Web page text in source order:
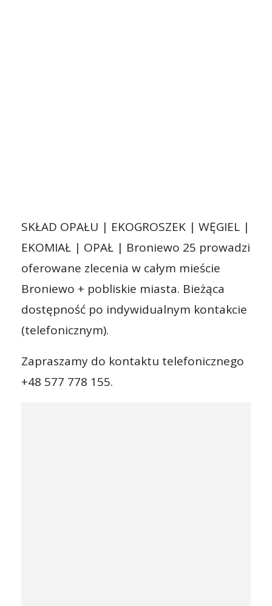
SKŁAD OPAŁU | EKOGROSZEK | WĘGIEL |
EKOMIAŁ | OPAŁ | Broniewo 25 prowadzi
oferowane zlecenia w całym mieście
Broniewo + pobliskie miasta. Bieżąca
dostępność po indywidualnym kontakcie
(telefonicznym).
Zapraszamy do kontaktu telefonicznego
+48 577 778 155.